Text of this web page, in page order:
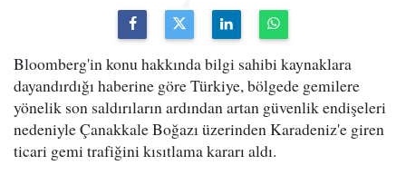
Bloomberg'in konu hakkında bilgi sahibi kaynaklara
dayandırdığı haberine göre Türkiye, bölgede gemilere
yönelik son saldırıların ardından artan güvenlik endişeleri
nedeniyle Çanakkale Boğazı üzerinden Karadeniz'e giren
ticari gemi trafiğini kısıtlama kararı aldı.